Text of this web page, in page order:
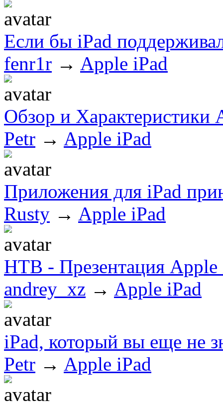
Если бы iPad
fenr1r → Apple iPad
Обзор и Характеристики
Petr → Apple iPad
Приложения для iPad
Rusty → Apple iPad
НТВ - Презентация Apple
andrey_xz → Apple iPad
iPad, который вы еще не
Petr → Apple iPad